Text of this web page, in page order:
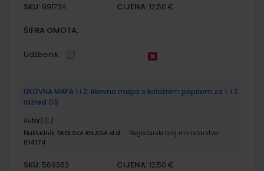
SKU: 991734 CIJENA: 12,50 €
ŠIFRA OMOTA:
Udžbenik
LIKOVNA MAPA 1 i 2; likovna mapa s kolažnim papirom za 1. i 2.
razred OŠ
Autor(i): /
Nakladnik: ŠKOLSKA KNJIGA d.d.
Registarski broj ministarstva:
014174
SKU: 569363 CIJENA: 12,50 €